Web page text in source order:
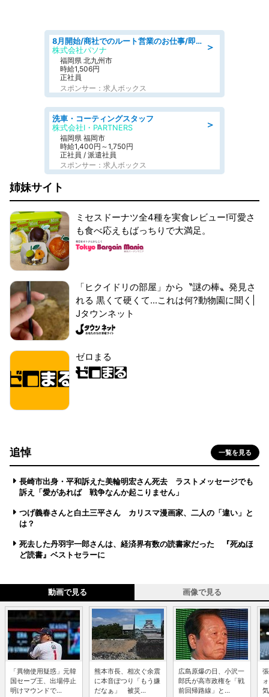
＞
8月開始/商社でのルート営業のお仕事/即日勤務可/車通勤可/営業
株式会社パソナ
福岡県 北九州市
時給1,506円
正社員
スポンサー：求人ボックス
＞
洗車・コーティングスタッフ
株式会社I・PARTNERS
福岡県 福岡市
時給1,400円～1,750円
正社員 / 派遣社員
スポンサー：求人ボックス
姉妹サイト
ミセスドーナツ全4種を実食レビュー!可愛さ
も食べ応えもばっちりで大満足。
「ヒクイドリの部屋」から〝謎の棒〟発見さ
れる 黒くて硬くて...これは何?動物園に聞く|
Jタウンネット
ゼロまる
追悼 一覧を見る
長崎市出身・平和訴えた美輪明宏さん死去 ラストメッセージでも
訴え「愛があれば 戦争なんか起こりません」
つげ義春さんと白土三平さん カリスマ漫画家、二人の「違い」と
は？
死去した丹羽宇一郎さんは、経済界有数の読書家だった 『死ぬほ
ど読書』ベストセラーに
動画で見る 画像で見る
「異物使用疑惑」元韓
国セーブ王、出場停止
明けマウンドで...
熊本市長、相次ぐ余震
に本音ぽつり「もう嫌
だなぁ」 被災...
広島原爆の日、小沢一
郎氏が高市政権を「戦
前回帰路線」と...